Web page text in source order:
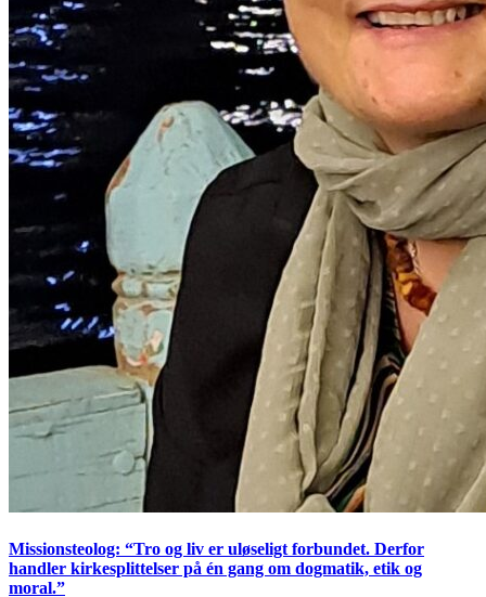
Missionsteolog: “Tro og liv er uløseligt forbundet. Derfor
handler kirkesplittelser på én gang om dogmatik, etik og
moral.”